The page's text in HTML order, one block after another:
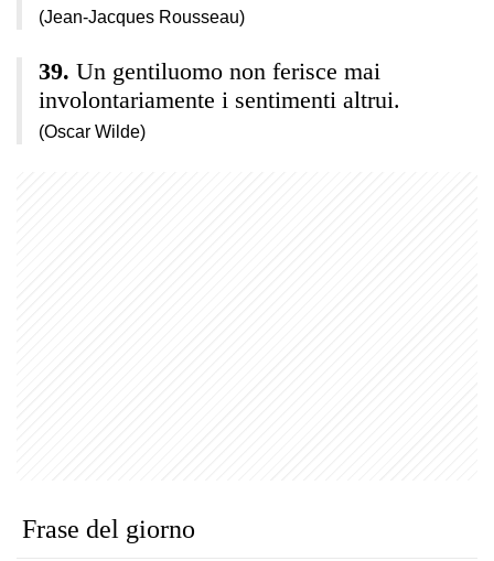
(Jean-Jacques Rousseau)
Un gentiluomo non ferisce mai
involontariamente i sentimenti altrui.
(Oscar Wilde)
Frase del giorno